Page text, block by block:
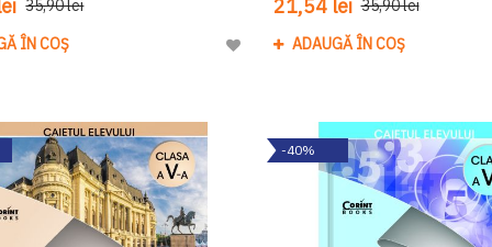
35,90 lei
ÎN COȘ
Adaugă
Dorinte
21,54 lei 35,90 lei
ADAUGĂ ÎN COȘ
-40%